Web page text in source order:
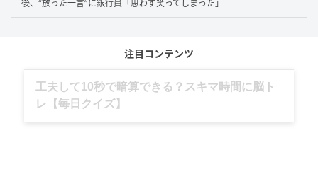
によく喋り、よく笑う男性に激変していたのです。
に必死で、緊張で固まってしまった。本当に申し訳な
という安心感を得たことで、彼のガチガチの鎧は外れ
たようでした。
後、“放った一言”に銀行員「思わず笑ってしまった」
注目コンテンツ
グルメ、ギャグ、子育て、旅行記……全部、読
めます。